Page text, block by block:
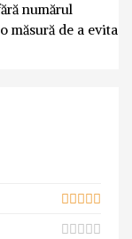
numărul
măsură de a evita